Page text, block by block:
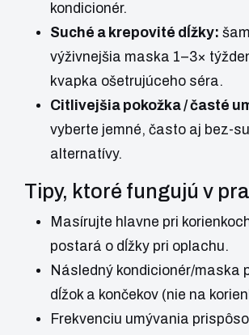
kondicionér.
Suché a krepovité dĺžky:
výživnejšia maska 1–3×
kvapka ošetrujúceho séra.
Citlivejšia pokožka / časté
vyberte jemné, často aj bez-
alternatívy.
Tipy, ktoré fungujú v
Masírujte hlavne pri
postará o dĺžky pri oplachu.
Následný kondicionér/maska
dĺžok a končekov (nie na
Frekvenciu umývania